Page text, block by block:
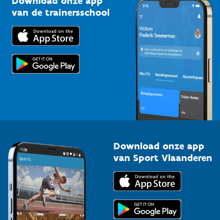
Bedrijven
Trainers en begeleiders
Topsporters
Downloads
Voor de pers
van de trainersschool
Download onze app
van Sport Vlaanderen